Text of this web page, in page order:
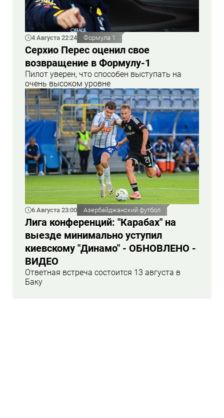
4 Августа 22:24 Формула 1
Серхио Перес оценил свое
возвращение в Формулу-1
Пилот уверен, что способен выступать на
очень высоком уровне
6 Августа 23:00 Азербайджанский футбол
Лига конференций: "Карабах" на
выезде минимально уступил
киевскому "Динамо" - ОБНОВЛЕНО -
ВИДЕО
Ответная встреча состоится 13 августа в
Баку